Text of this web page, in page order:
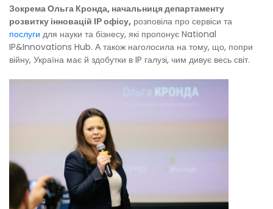
Зокрема Ольга Кронда, начальниця департаменту
розвитку інновацій ІР офісу, розповіла про сервіси та
послуги для науки та бізнесу, які пропонує National
IP&Innovations Hub. А також наголосила на тому, що, попри
війну, Україна має й здобутки в IP галузі, чим дивує весь світ.